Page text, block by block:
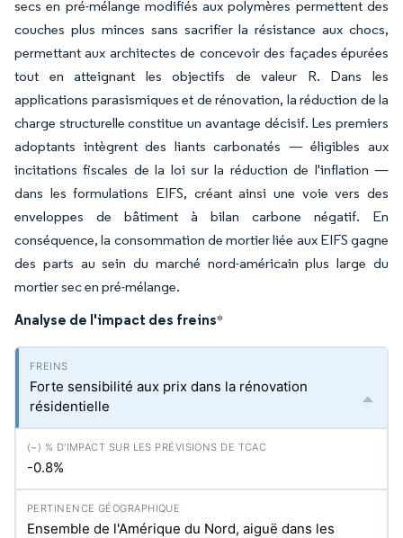
secs en pré-mélange modifiés aux polymères permettent des
couches plus minces sans sacrifier la résistance aux chocs,
permettant aux architectes de concevoir des façades épurées
tout en atteignant les objectifs de valeur R. Dans les
applications parasismiques et de rénovation, la réduction de la
charge structurelle constitue un avantage décisif. Les premiers
adoptants intègrent des liants carbonatés — éligibles aux
incitations fiscales de la loi sur la réduction de l'inflation —
dans les formulations EIFS, créant ainsi une voie vers des
enveloppes de bâtiment à bilan carbone négatif. En
conséquence, la consommation de mortier liée aux EIFS gagne
des parts au sein du marché nord-américain plus large du
mortier sec en pré-mélange.
Analyse de l'impact des freins*
Forte sensibilité aux prix dans la rénovation
résidentielle
-0.8%
Ensemble de l'Amérique du Nord, aiguë dans les